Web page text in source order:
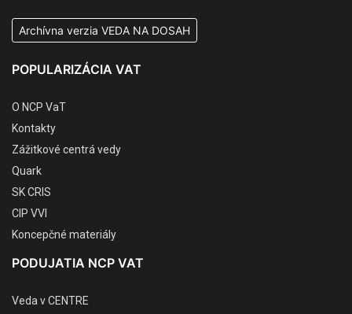
Archívna verzia VEDA NA DOSAH
POPULARIZÁCIA VAT
O NCP VaT
Kontakty
Zážitkové centrá vedy
Quark
SK CRIS
CIP VVI
Koncepčné materiály
PODUJATIA NCP VAT
Veda v CENTRE